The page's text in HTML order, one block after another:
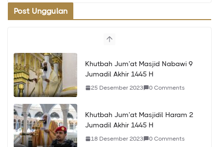
Post Unggulan
Khutbah Jum’at Masjid Nabawi 9
Jumadil Akhir 1445 H
25 Desember 2023 0 Comments
Khutbah Jum’at Masjidil Haram 2
Jumadil Akhir 1445 H
18 Desember 2023 0 Comments